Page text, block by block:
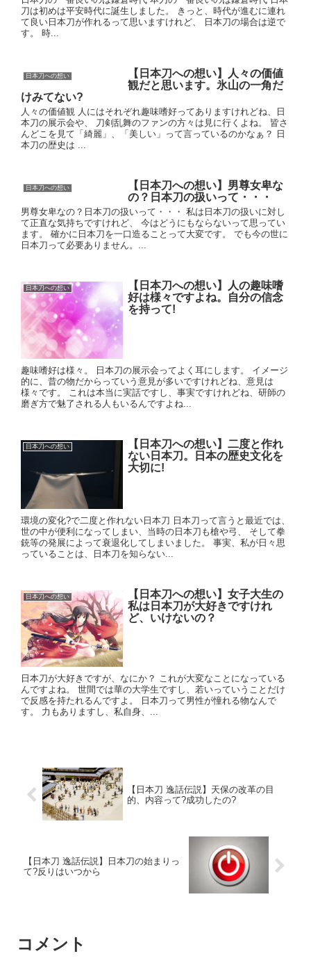
刀は初めは平安時代に誕生しました。 きっと、時代が進むに連れ
て良い日本刀が作れるって思いますけれど、 日本刀の場合は逆で
す。 時...
日本刀への想い
【日本刀への想い】人々の価値
観だと思います。氷山の一角だ
けみてない?
人々の価値観 人にはそれぞれ趣味嗜好ってありますけれどね、日
本刀の展示会や、 刀剣乱舞のファンの方々は見に行くよね。 皆さ
んどこを見て「綺麗」、「美しい」って言っているのかなぁ？ 日
本刀の歴史は ...
日本刀への想い
【日本刀への想い】男尊女卑な
の？日本刀の扱いって・・・
男尊女卑なの？日本刀の扱いって・・・ 私は日本刀の扱いに対し
て正直な気持ちですけれど、 今はどうにもならないって思ってい
ます。 確かに日本刀を一口造ることって大変です。 でも今の世に
日本刀って必要ありません。...
日本刀への想い
【日本刀への想い】人の趣味嗜
好は様々ですよね。自分の信念
を持って!
趣味嗜好は様々。 日本刀の展示会ってよく耳にします。 イメージ
的に、昔の物だからっていう意見が多いですけれどね、意見は
様々です。 これは本当に実話ですし、事実ですけれどね、研師の
磨ぎ方で魅了される人もいるんですよね...
日本刀への想い
【日本刀への想い】二度と作れ
ない日本刀。日本の歴史文化を
大切に!
環境の変化?で二度と作れない日本刀 日本刀って言うと最近では、
世の中が便利になってしまい、当時の日本刀も槍や弓、 そして拳
銃等の発展によって衰退化してしまいました。 事実、私が日々思
っていることは、日本刀を知らない...
日本刀への想い
【日本刀への想い】女子大生の
私は日本刀が大好きですけれ
ど、いけないの？
日本刀が大好きですが、なにか？ これが大変なことになっている
んですよね。 世間では華の大学生ですし、若いっていうことだけ
で反感を持たれるんですよ。 日本刀って男性が憧れる物なんで
す。 力もありますし、私自身、...
【日本刀 逸話伝説】天保の改革の目
的、内容って?成功したの?
【日本刀 逸話伝説】日本刀の始まりっ
て?反りはいつから
コメント